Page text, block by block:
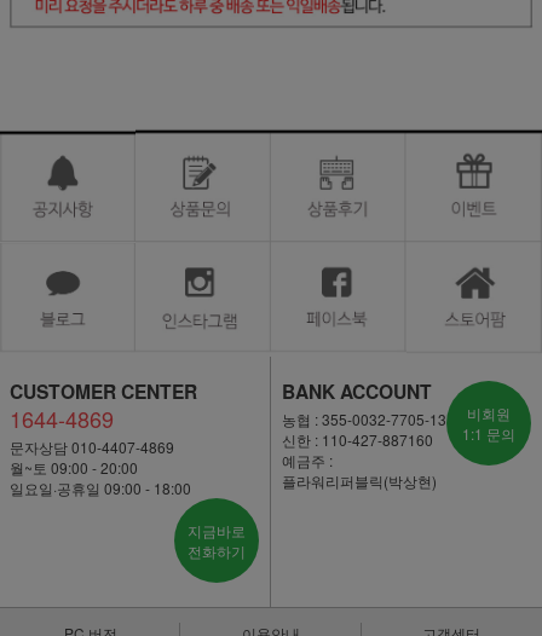
CUSTOMER CENTER
1644-4869
문자상담 010-4407-4869
월~토 09:00 - 20:00
일요일·공휴일 09:00 - 18:00
지금바로
전화하기
BANK ACCOUNT
농협 : 355-0032-7705-13
신한 : 110-427-887160
예금주 :
플라워리퍼블릭(박상현)
비회원
1:1 문의